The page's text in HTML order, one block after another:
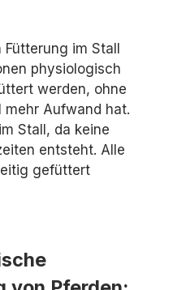
im Stall
physiologisch
werden, ohne
mehr Aufwand hat.
Stall, da keine
entsteht. Alle
gefüttert